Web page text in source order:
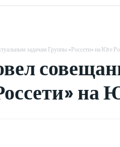
задачам Группы «Россети» на Юге
на